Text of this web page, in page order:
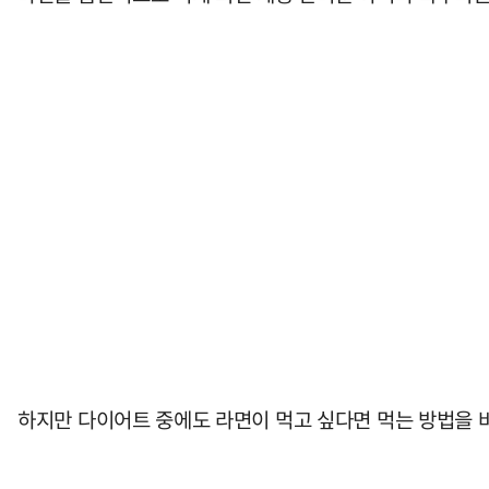
하지만 다이어트 중에도 라면이 먹고 싶다면 먹는 방법을